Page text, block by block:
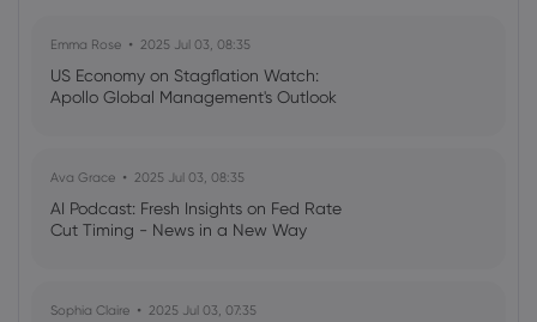
Emma Rose 2025 Jul 03, 08:35
US Economy on Stagflation Watch:
Apollo Global Management's Outlook
Ava Grace 2025 Jul 03, 08:35
AI Podcast: Fresh Insights on Fed Rate
Cut Timing - News in a New Way
Sophia Claire 2025 Jul 03, 07:35